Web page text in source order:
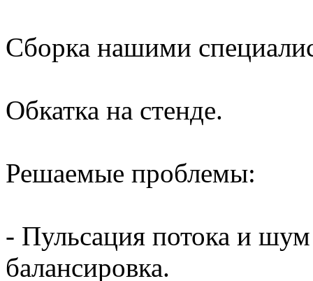
Сборка нашими
Обкатка на стенде.
Решаемые проблемы:
- Пульсация потока и
балансировка.